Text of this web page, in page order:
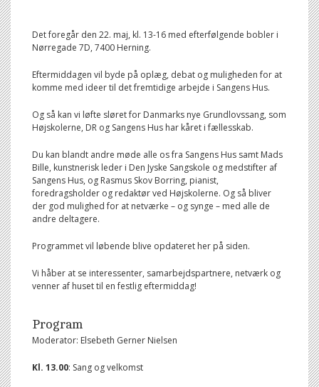
Det foregår den 22. maj, kl. 13-16 med efterfølgende bobler i
Nørregade 7D, 7400 Herning.
Eftermiddagen vil byde på oplæg, debat og muligheden for at
komme med ideer til det fremtidige arbejde i Sangens Hus.
Og så kan vi løfte sløret for Danmarks nye Grundlovssang, som
Højskolerne, DR og Sangens Hus har kåret i fællesskab.
Du kan blandt andre møde alle os fra Sangens Hus samt Mads
Bille, kunstnerisk leder i Den Jyske Sangskole og medstifter af
Sangens Hus, og Rasmus Skov Borring, pianist,
foredragsholder og redaktør ved Højskolerne. Og så bliver
der god mulighed for at netværke – og synge – med alle de
andre deltagere.
Programmet vil løbende blive opdateret her på siden.
Vi håber at se interessenter, samarbejdspartnere, netværk og
venner af huset til en festlig eftermiddag!
Program
Moderator: Elsebeth Gerner Nielsen
Kl. 13.00: Sang og velkomst